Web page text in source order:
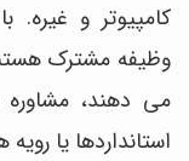
کامپیوتر و
وظیفه مشترک
می دهند، مشاوره
استانداردها یا